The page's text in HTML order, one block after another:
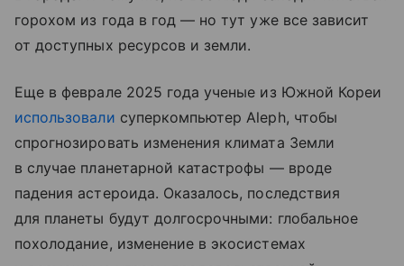
горохом из года в год — но тут уже все зависит
от доступных ресурсов и земли.
Еще в феврале 2025 года ученые из Южной Кореи
использовали суперкомпьютер Aleph, чтобы
спрогнозировать изменения климата Земли
в случае планетарной катастрофы — вроде
падения астероида. Оказалось, последствия
для планеты будут долгосрочными: глобальное
похолодание, изменение в экосистемах